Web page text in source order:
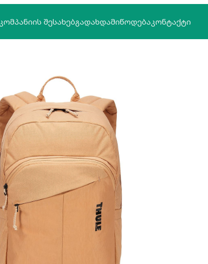
ᲙᲝᲛᲞᲐᲜᲘᲘᲡ ᲨᲔᲡᲐᲮᲔᲑᲒᲐᲓᲐᲮᲓᲐᲛᲘᲬᲝᲓᲔᲑᲐ ᲙᲝᲜᲢᲐᲥᲢᲘ